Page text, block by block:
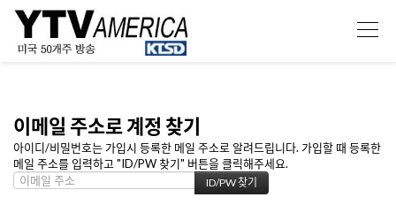
이메일 주소로 계정 찾기
아이디/비밀번호는 가입시 등록한 메일 주소로 알려드립니다. 가입할 때 등록한
메일 주소를 입력하고 "ID/PW 찾기" 버튼을 클릭해주세요.